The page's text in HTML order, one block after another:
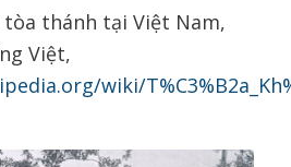
tòa thánh tại Việt Nam,
Việt,
wiki/